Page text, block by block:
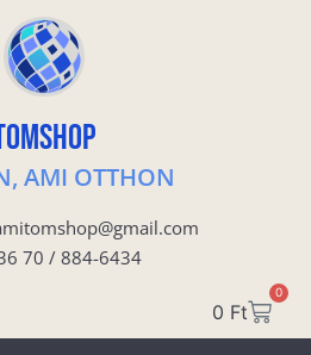
AMI OTTHON
70 / 884-6434
0 Ft
0